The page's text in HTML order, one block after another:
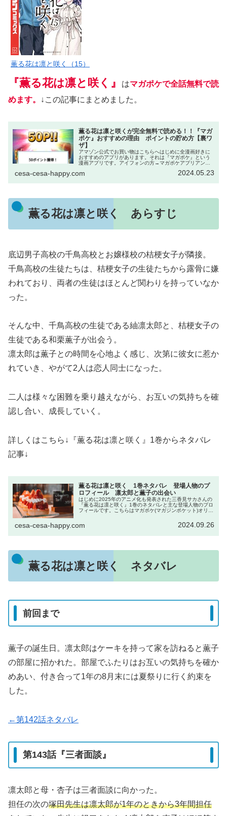
薫る花は凛と咲く（15）
『薫る花は凛と咲く』 はマガポケで全話無料で読
めます。
↓この記事にまとめました。
薫る花は凛と咲くが完全無料で読める！！『マガ
ポケ』おすすめの理由 ポイントの貯め方【裏ワ
ザ】
アマゾン公式でお買い物はこちらへはじめに全漫画好きに
おすすめのアプリがあります。それは『マガポケ』という
漫画アプリです。アイフォンの方→マガポケアプリアンド
ン公式無料漫画アプリ このアプ...
cesa-cesa-happy.com 2024.05.23
薫る花は凛と咲く あらすじ
底辺男子高校の千鳥高校とお嬢様校の桔梗女子が隣接。
千鳥高校の生徒たちは、桔梗女子の生徒たちから露骨に嫌
われており、両者の生徒はほとんど関わりを持っていなか
った。
そんな中、千鳥高校の生徒である紬凛太郎と、桔梗女子の
生徒である和栗薫子が出会う。
凛太郎は薫子との時間を心地よく感じ、次第に彼女に惹か
れていき、やがて2人は恋人同士になった。
二人は様々な困難を乗り越えながら、お互いの気持ちを確
認し合い、成長していく。
詳しくはこちら↓『薫る花は凛と咲く』1巻からネタバレ
記事↓
薫る花は凛と咲く 1巻ネタバレ 登場人物のプ
ロフィール 凛太郎と薫子の出会い
はじめに2025年のアニメ化も発表された三香見サカさんの
『薫る花は凛と咲く』1巻のネタバレと主な登場人物のプロ
フィールです。こちらはマガポケ(マガジンポケット)オリジ
cesa-cesa-happy.com 2024.09.26
薫る花は凛と咲く ネタバレ
前回まで
薫子の誕生日。凛太郎はケーキを持って家を訪ねると薫子
の部屋に招かれた。部屋でふたりはお互いの気持ちを確か
めあい、付き合って1年の8月末には夏祭りに行く約束を
した。
←第142話ネタバレ
第143話『三者面談』
凛太郎と母・杏子は三者面談に向かった。
担任の次の塚田先生は凛太郎が1年のときから3年間担任